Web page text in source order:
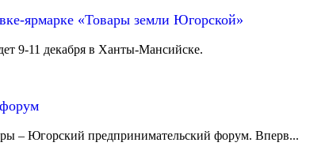
ярмарке «Товары земли Югорской»
9-11 декабря в Ханты-Мансийске.
– Югорский предпринимательский форум. Вперв...